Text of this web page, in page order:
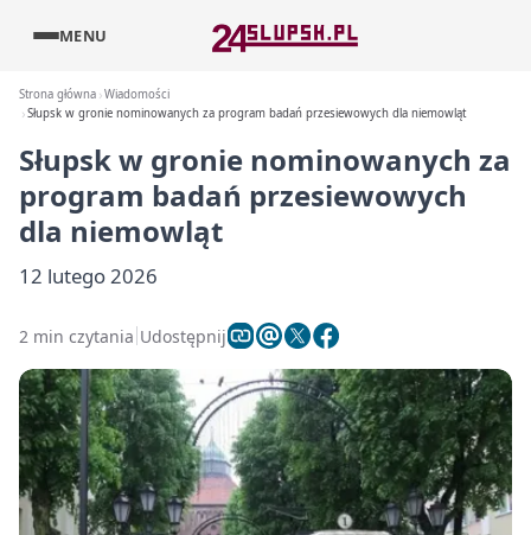
MENU
Strona główna Wiadomości
Słupsk w gronie nominowanych za program badań przesiewowych dla niemowląt
Słupsk w gronie nominowanych za
program badań przesiewowych
dla niemowląt
12 lutego 2026
2 min czytania Udostępnij